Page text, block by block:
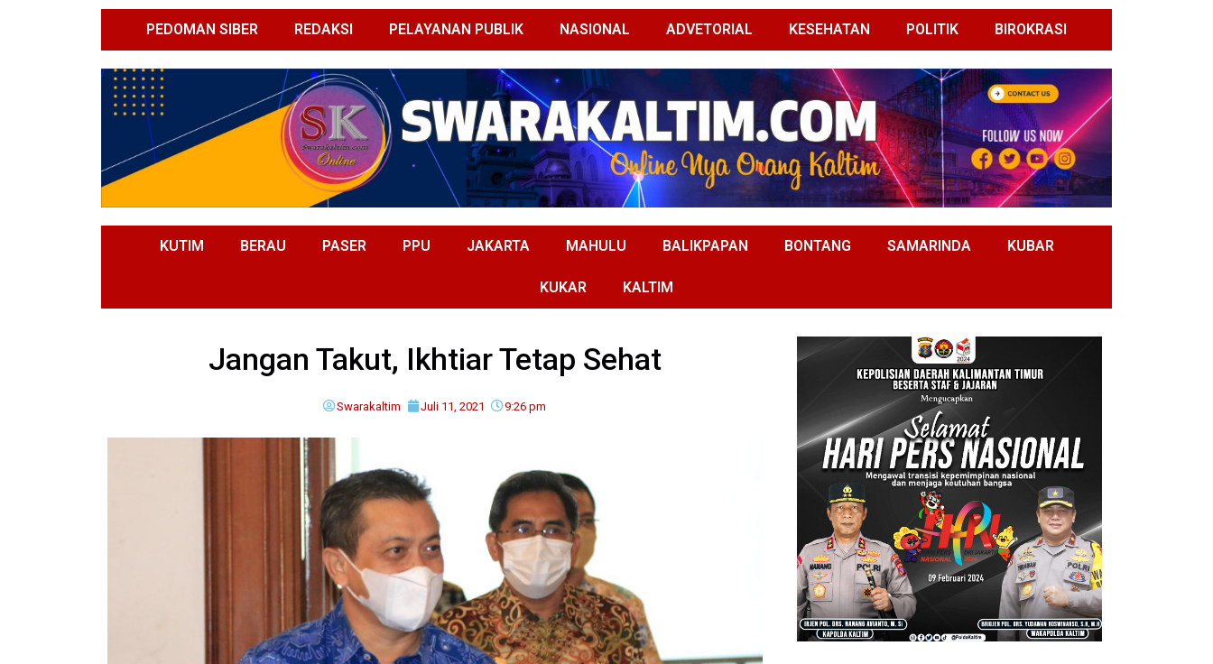
PEDOMAN SIBER REDAKSI PELAYANAN PUBLIK NASIONAL ADVETORIAL KESEHATAN POLITIK BIROKRASI
KUTIM BERAU PASER PPU JAKARTA MAHULU BALIKPAPAN BONTANG SAMARINDA KUBAR
KUKAR KALTIM
Jangan Takut, Ikhtiar Tetap Sehat
Swarakaltim Juli 11, 2021 9:26 pm